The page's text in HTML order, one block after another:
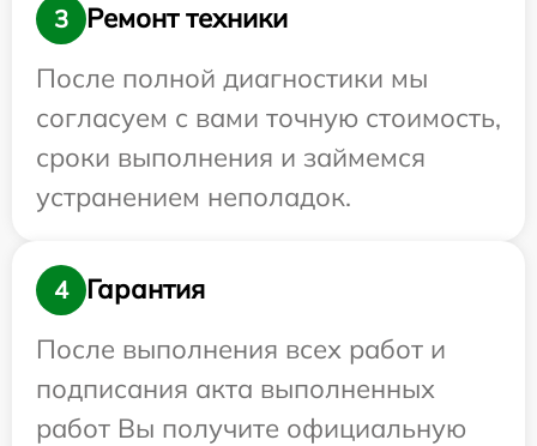
3
Ремонт техники
После полной диагностики мы
согласуем с вами точную стоимость,
сроки выполнения и займемся
устранением неполадок.
4
Гарантия
После выполнения всех работ и
подписания акта выполненных
работ Вы получите официальную